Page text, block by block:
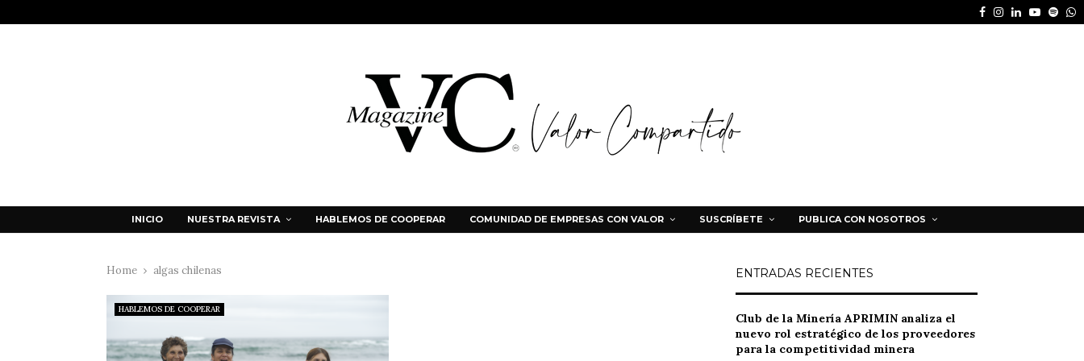
Facebook
Instagram
LinkedinYoutube
INICIO NUESTRA REVISTA HABLEMOS DE COOPERAR COMUNIDAD DE EMPRESAS CON VALOR SUSCRÍBETE PUBLICA CON NOSOTROS
Home algas chilenas
HABLEMOS DE COOPERAR
ENTRADAS RECIENTES
Club de la Minería APRIMIN analiza el
nuevo rol estratégico de los proveedores
para la competitividad minera